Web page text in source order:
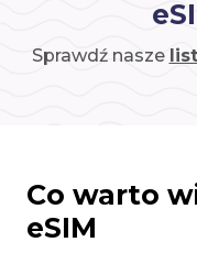
Sprawdź nasze
Co warto
eSIM